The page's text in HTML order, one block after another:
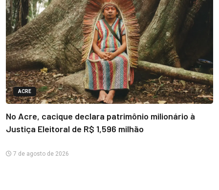
ACRE
No Acre, cacique declara patrimônio milionário à
Justiça Eleitoral de R$ 1,596 milhão
7 de agosto de 2026